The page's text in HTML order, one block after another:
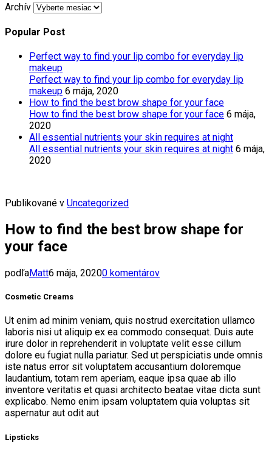
Archív
Popular Post
Perfect way to find your lip combo for everyday lip
makeup
Perfect way to find your lip combo for everyday lip
makeup 6 mája, 2020
How to find the best brow shape for your face
How to find the best brow shape for your face 6 mája,
2020
All essential nutrients your skin requires at night
All essential nutrients your skin requires at night 6 mája,
2020
Publikované v Uncategorized
How to find the best brow shape for
your face
podľaMatt6 mája, 20200 komentárov
Cosmetic Creams
Ut enim ad minim veniam, quis nostrud exercitation ullamco
laboris nisi ut aliquip ex ea commodo consequat. Duis aute
irure dolor in reprehenderit in voluptate velit esse cillum
dolore eu fugiat nulla pariatur. Sed ut perspiciatis unde omnis
iste natus error sit voluptatem accusantium doloremque
laudantium, totam rem aperiam, eaque ipsa quae ab illo
inventore veritatis et quasi architecto beatae vitae dicta sunt
explicabo. Nemo enim ipsam voluptatem quia voluptas sit
aspernatur aut odit aut
Lipsticks